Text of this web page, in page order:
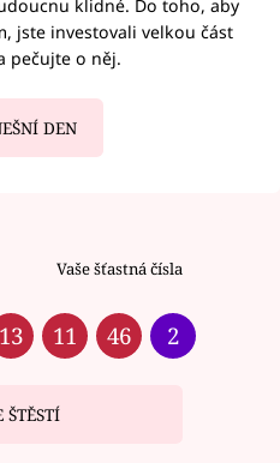
klidné. Do toho, aby
jste investovali velkou část
pečujte o něj.
DEN
Vaše šťastná čísla
13 11 46 2
ŠTĚSTÍ